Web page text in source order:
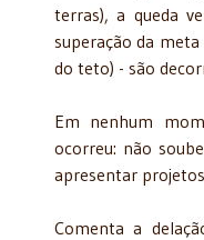
terras), a queda
superação da
do teto) - são
Em nenhum
ocorreu: não
apresentar
Comenta a